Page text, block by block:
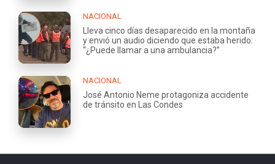
NACIONAL
Lleva cinco días desaparecido en la montaña
y envió un audio diciendo que estaba herido:
“¿Puede llamar a una ambulancia?”
NACIONAL
José Antonio Neme protagoniza accidente
de tránsito en Las Condes